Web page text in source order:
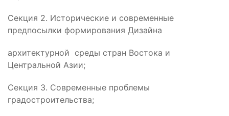
Секция 2. Исторические и современные
предпосылки формирования Дизайна
архитектурной среды стран Востока и
Центральной Азии;
Секция 3. Современные проблемы
градостроительства;